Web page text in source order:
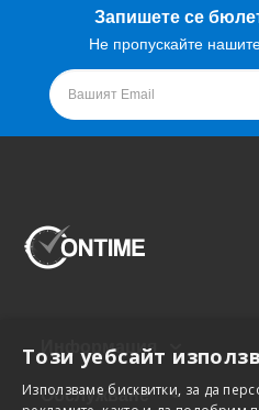
Запишете се
Не пропускайте
Информация
Обслужване
Този уебсайт
Използваме бисквитки, за да